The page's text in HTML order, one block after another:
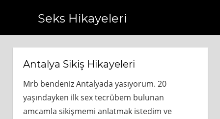
Seks Hikayeleri
Antalya Sikiş Hikayeleri
Mrb bendeniz Antalyada yasıyorum. 20
yaşındayken ilk sex tecrübem bulunan
amcamla sikişmemi anlatmak istedim ve